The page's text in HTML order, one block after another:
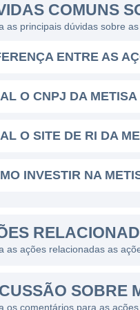
de negócios da
metálicas
para
e
é uma empresa de
em sua maioria,
um controle
COMUNS
as principais dúvidas sobre
ENTRE AS
O CNPJ DA
O SITE DE RI DA
INVESTIR NA
as ações relacionadas as
SOBRE
os comentários para as